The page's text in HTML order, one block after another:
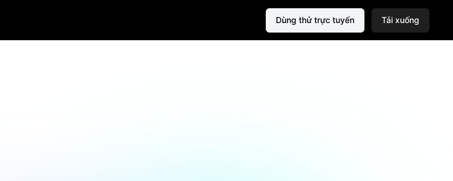
Dùng thử trực tuyến Tải xuống